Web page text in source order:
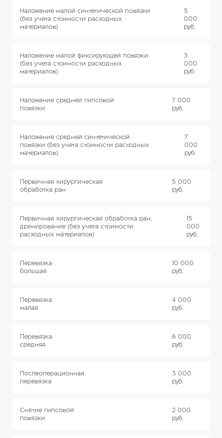
Наложение малой синтетической повязки
(без учета стоимости расходных
материалов)
5
000
руб.
Наложение малой фиксирующей повязки
(без учета стоимости расходных
материалов)
3
000
руб.
Наложение средней гипсовой
повязки
7 000
руб.
Наложение средней синтетической
повязки (без учета стоимости расходных
материалов)
7
000
руб.
Первичная хирургическая
обработка ран
5 000
руб.
Первичная хирургическая обработка ран,
дренирование (без учета стоимости
расходных материалов)
15
000
руб.
Перевязка
большая
10 000
руб.
Перевязка
малая
4 000
руб.
Перевязка
средняя
6 000
руб.
Послеоперационная
перевязка
3 000
руб.
Снятие гипсовой
повязки
2 000
руб.